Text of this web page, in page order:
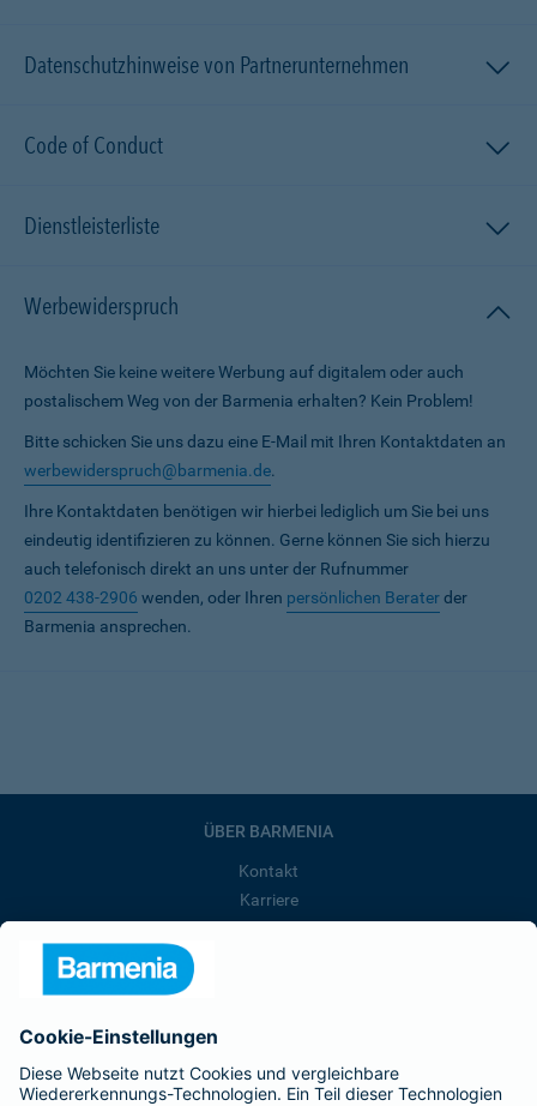
Datenschutzhinweise von Partnerunternehmen
Code of Conduct
Dienstleisterliste
Werbewiderspruch
Möchten Sie keine weitere Werbung auf digitalem oder auch
postalischem Weg von der Barmenia erhalten? Kein Problem!
Bitte schicken Sie uns dazu eine E-Mail mit Ihren Kontaktdaten an
werbewiderspruch@barmenia.de.
Ihre Kontaktdaten benötigen wir hierbei lediglich um Sie bei uns
eindeutig identifizieren zu können. Gerne können Sie sich hierzu
auch telefonisch direkt an uns unter der Rufnummer
0202 438-2906 wenden, oder Ihren persönlichen Beraterder
Barmenia ansprechen.
ÜBER BARMENIA
Kontakt
Karriere
Barmenia ist Teil der BarmeniaGothaer
BELIEBTE SEITEN